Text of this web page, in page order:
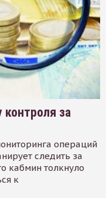
контроля за
операций
следить за
кабмин толкнуло
к